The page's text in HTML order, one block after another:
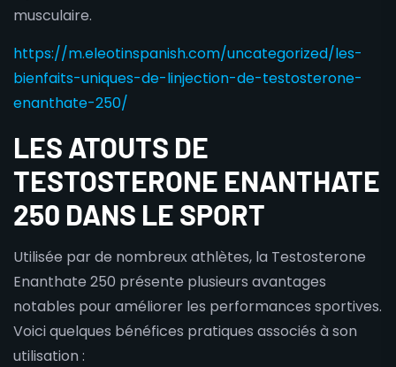
musculaire.
https://m.eleotinspanish.com/uncategorized/les-
bienfaits-uniques-de-linjection-de-testosterone-
enanthate-250/
LES ATOUTS DE
TESTOSTERONE ENANTHATE
250 DANS LE SPORT
Utilisée par de nombreux athlètes, la Testosterone
Enanthate 250 présente plusieurs avantages
notables pour améliorer les performances sportives.
Voici quelques bénéfices pratiques associés à son
utilisation :